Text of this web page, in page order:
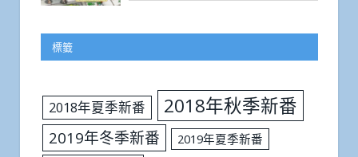
標籤
2018年夏季新番 2018年秋季新番
2019年冬季新番
2019年夏季新番